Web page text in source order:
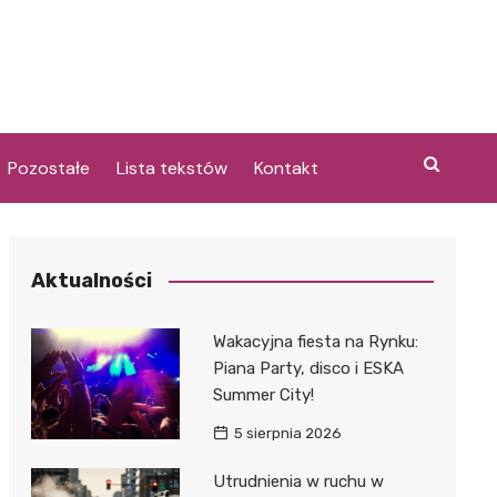
Pozostałe Lista tekstów Kontakt
Aktualności
Wakacyjna fiesta na Rynku:
Piana Party, disco i ESKA
Summer City!
5 sierpnia 2026
Utrudnienia w ruchu w